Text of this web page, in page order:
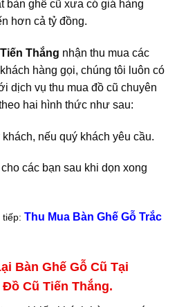
bàn ghế cũ xưa có giá hàng
hơn cả tỷ đồng.
Thắng nhận thu mua các
hàng gọi, chúng tôi luôn có
dịch vụ thu mua đồ cũ chuyên
hai hình thức như sau:
nếu quý khách yêu cầu.
các bạn sau khi dọn xong
tiếp: Thu Mua Bàn Ghế Gỗ Trắc
Bàn Ghế Gỗ Cũ Tại
Cũ Tiến Thắng.